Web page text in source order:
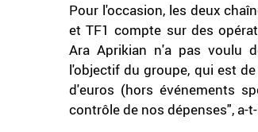
Pour l'occasion, les deux
et TF1 compte sur des
Ara Aprikian n'a pas voulu
l'objectif du groupe, qui est
d'euros (hors événements
contrôle de nos dépenses", a-